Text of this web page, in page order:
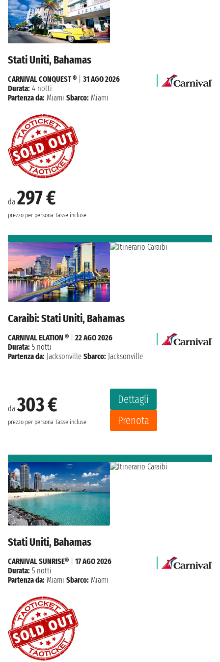
Stati Uniti, Bahamas
da 297 €
prezzo per persona Tasse incluse
CARNIVAL CONQUEST ®
31 AGO 2026
Durata: 4 notti
Partenza da: Miami Sbarco: Miami
Caraibi: Stati Uniti, Bahamas
da303 €
prezzo per persona Tasse incluse
Dettagli
Prenota
CARNIVAL ELATION ®
22 AGO 2026
Durata: 5 notti
Partenza da: Jacksonville Sbarco: Jacksonville
Stati Uniti, Bahamas
CARNIVAL SUNRISE®
17 AGO 2026
Durata: 5 notti
Partenza da: Miami Sbarco: Miami